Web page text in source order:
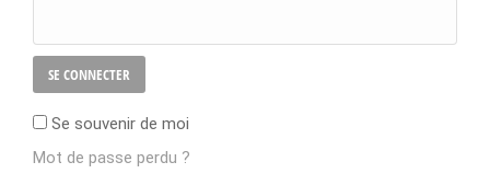
SE CONNECTER
Se souvenir de moi
Mot de passe perdu ?